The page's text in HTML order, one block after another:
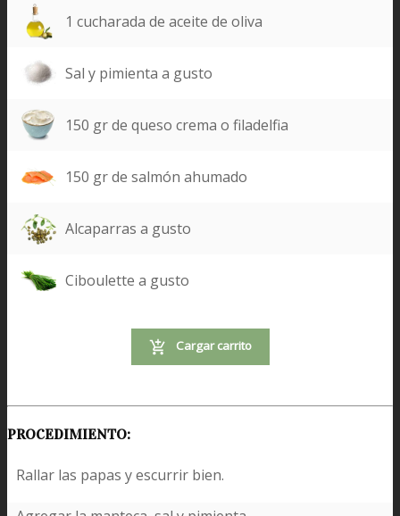
1 cucharada de aceite de oliva
Sal y pimienta a gusto
150 gr de queso crema o filadelfia
150 gr de salmón ahumado
Alcaparras a gusto
Ciboulette a gusto
Cargar carrito
PROCEDIMIENTO:
Rallar las papas y escurrir bien.